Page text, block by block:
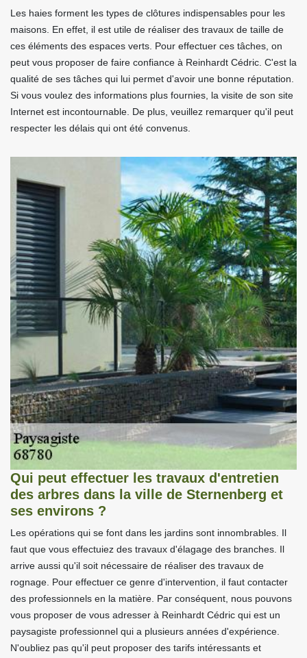
Les haies forment les types de clôtures indispensables pour les
maisons. En effet, il est utile de réaliser des travaux de taille de
ces éléments des espaces verts. Pour effectuer ces tâches, on
peut vous proposer de faire confiance à Reinhardt Cédric. C'est la
qualité de ses tâches qui lui permet d'avoir une bonne réputation.
Si vous voulez des informations plus fournies, la visite de son site
Internet est incontournable. De plus, veuillez remarquer qu'il peut
respecter les délais qui ont été convenus.
Qui peut effectuer les travaux d'entretien
des arbres dans la ville de Sternenberg et
ses environs ?
Les opérations qui se font dans les jardins sont innombrables. Il
faut que vous effectuiez des travaux d'élagage des branches. Il
arrive aussi qu'il soit nécessaire de réaliser des travaux de
rognage. Pour effectuer ce genre d'intervention, il faut contacter
des professionnels en la matière. Par conséquent, nous pouvons
vous proposer de vous adresser à Reinhardt Cédric qui est un
paysagiste professionnel qui a plusieurs années d'expérience.
N'oubliez pas qu'il peut proposer des tarifs intéressants et